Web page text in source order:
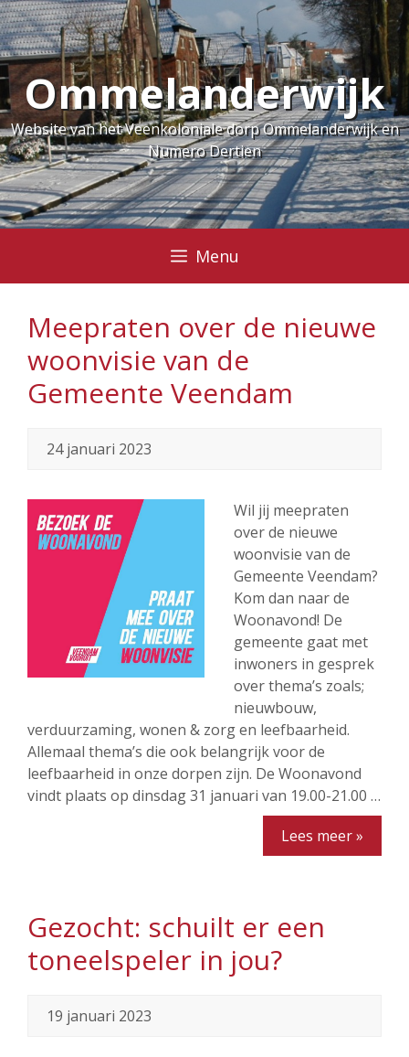
Ga
naar
de
inhoudOmmelanderwijk
Website van het Veenkoloniale dorp Ommelanderwijk en
Numero Dertien
Menu
Meepraten over de nieuwe
woonvisie van de
Gemeente Veendam
24 januari 2023
Wil jij meepraten
over de nieuwe
woonvisie van de
Gemeente Veendam?
Kom dan naar de
Woonavond! De
gemeente gaat met
inwoners in gesprek
over thema’s zoals;
nieuwbouw,
verduurzaming, wonen & zorg en leefbaarheid.
Allemaal thema’s die ook belangrijk voor de
leefbaarheid in onze dorpen zijn. De Woonavond
vindt plaats op dinsdag 31 januari van 19.00-21.00 …
Lees meer »
Gezocht: schuilt er een
toneelspeler in jou?
19 januari 2023